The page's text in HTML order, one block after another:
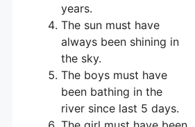
years.
The sun must have
always been shining in
the sky.
The boys must have
been bathing in the
river since last 5 days.